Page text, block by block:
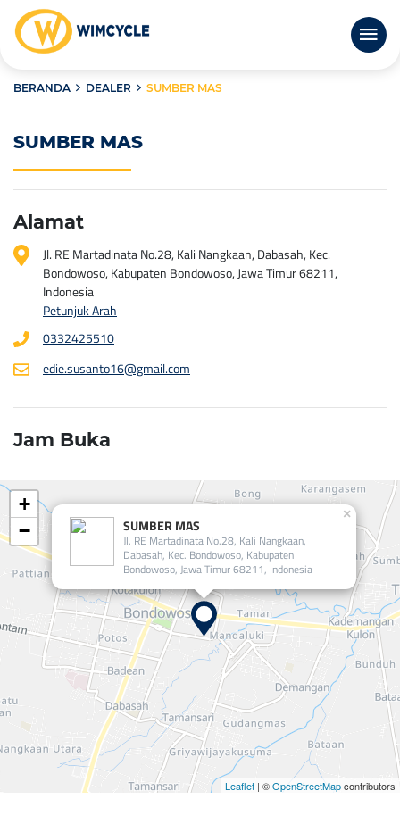
BERANDA DEALER SUMBER MAS
SUMBER MAS
Alamat
Jl. RE Martadinata No.28, Kali Nangkaan, Dabasah, Kec.
Bondowoso, Kabupaten Bondowoso, Jawa Timur 68211,
Indonesia
Petunjuk Arah
0332425510
edie.susanto16@gmail.com
Jam Buka
SUMBER MAS
Jl. RE Martadinata No.28, Kali Nangkaan,
Dabasah, Kec. Bondowoso, Kabupaten
Bondowoso, Jawa Timur 68211, Indonesia
×
+
−
Leaflet | ©OpenStreetMapcontributors